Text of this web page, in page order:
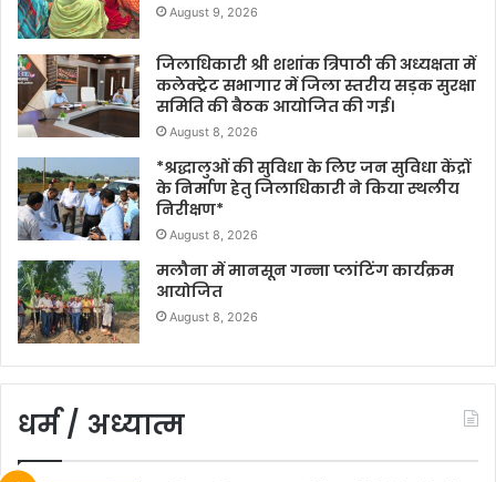
August 9, 2026
जिलाधिकारी श्री शशांक त्रिपाठी की अध्यक्षता में
कलेक्ट्रेट सभागार में जिला स्तरीय सड़क सुरक्षा
समिति की बैठक आयोजित की गई।
August 8, 2026
*श्रद्धालुओं की सुविधा के लिए जन सुविधा केंद्रों
के निर्माण हेतु जिलाधिकारी ने किया स्थलीय
निरीक्षण*
August 8, 2026
मलौना में मानसून गन्ना प्लांटिंग कार्यक्रम
आयोजित
August 8, 2026
धर्म / अध्यात्म